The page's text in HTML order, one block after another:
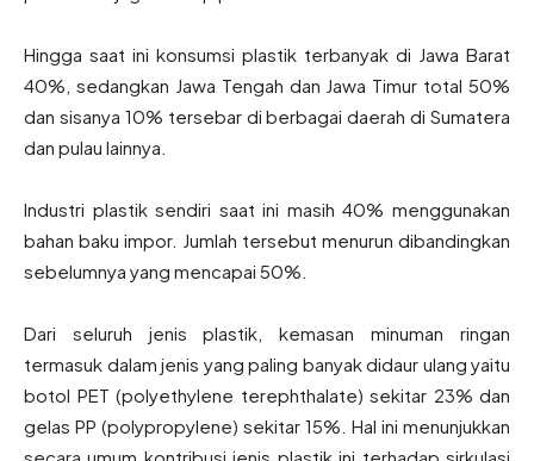
Hingga saat ini konsumsi plastik terbanyak di Jawa Barat
40%, sedangkan Jawa Tengah dan Jawa Timur total 50%
dan sisanya 10% tersebar di berbagai daerah di Sumatera
dan pulau lainnya.
Industri plastik sendiri saat ini masih 40% menggunakan
bahan baku impor. Jumlah tersebut menurun dibandingkan
sebelumnya yang mencapai 50%.
Dari seluruh jenis plastik, kemasan minuman ringan
termasuk dalam jenis yang paling banyak didaur ulang yaitu
botol PET (polyethylene terephthalate) sekitar 23% dan
gelas PP (polypropylene) sekitar 15%. Hal ini menunjukkan